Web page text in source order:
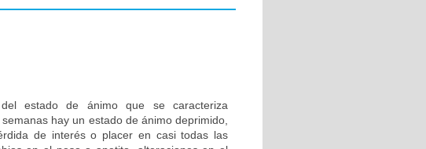
estado de ánimo que se caracteriza
hay un estado de ánimo deprimido,
de interés o placer en casi todas las